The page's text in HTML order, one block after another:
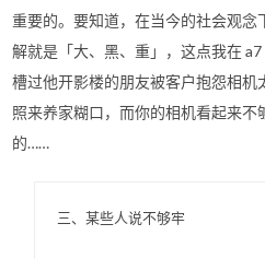
重要的。要知道，在当今的社会观念
解就是「大、黑、重」，这点我在
槽过他开影楼的朋友被客户抱怨相机
照来养家糊口，而你的相机看起来
的……
三、某些人说不够牢